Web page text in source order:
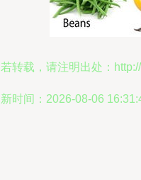
转载，请注明出处：
时间：2026-08-06